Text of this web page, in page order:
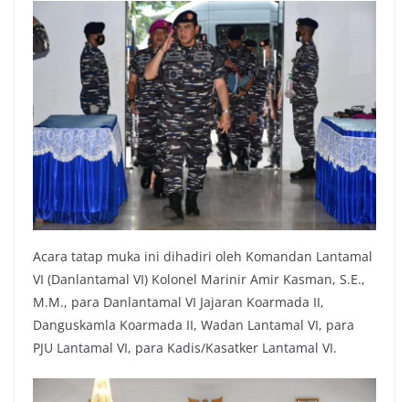
Acara tatap muka ini dihadiri oleh Komandan Lantamal
VI (Danlantamal VI) Kolonel Marinir Amir Kasman, S.E.,
M.M., para Danlantamal VI Jajaran Koarmada II,
Danguskamla Koarmada II, Wadan Lantamal VI, para
PJU Lantamal VI, para Kadis/Kasatker Lantamal VI.